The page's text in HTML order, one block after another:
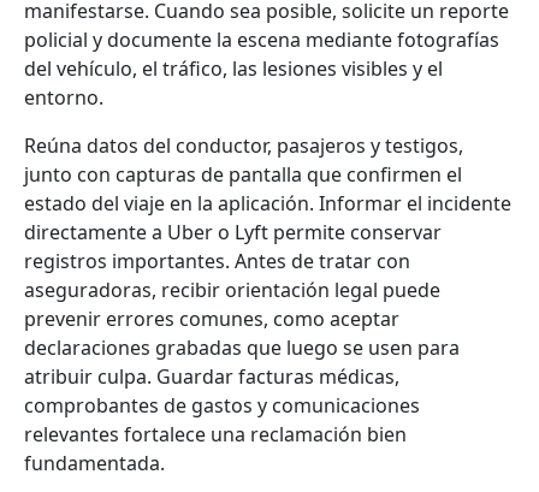
manifestarse. Cuando sea posible, solicite un reporte
policial y documente la escena mediante fotografías
del vehículo, el tráfico, las lesiones visibles y el
entorno.
Reúna datos del conductor, pasajeros y testigos,
junto con capturas de pantalla que confirmen el
estado del viaje en la aplicación. Informar el incidente
directamente a Uber o Lyft permite conservar
registros importantes. Antes de tratar con
aseguradoras, recibir orientación legal puede
prevenir errores comunes, como aceptar
declaraciones grabadas que luego se usen para
atribuir culpa. Guardar facturas médicas,
comprobantes de gastos y comunicaciones
relevantes fortalece una reclamación bien
fundamentada.